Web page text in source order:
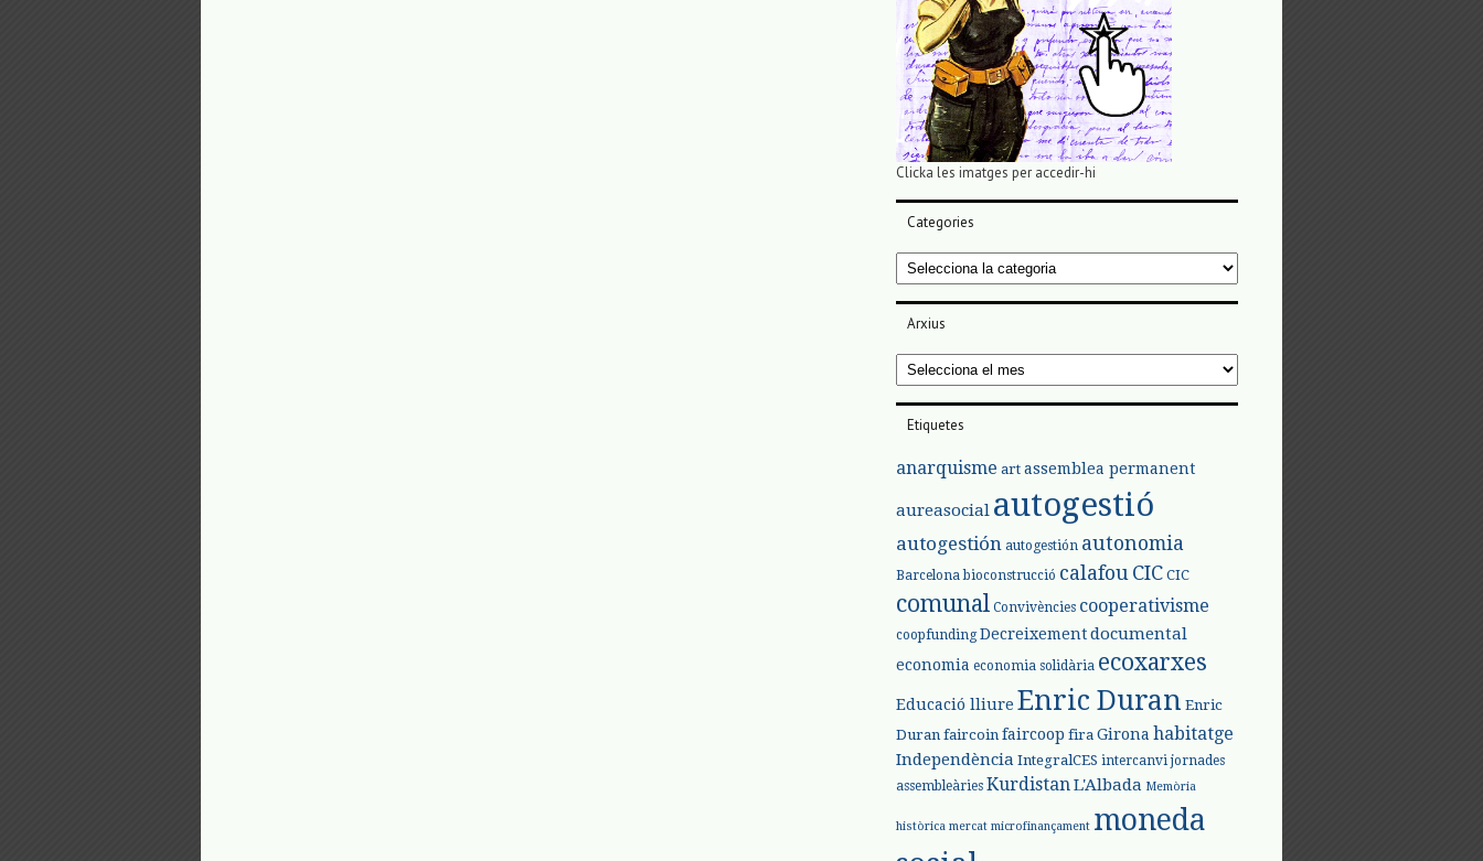
Clicka les imatges per accedir-hi
Categories
Categories
Arxius
Arxius
Etiquetes
anarquisme art assemblea permanent
aureasocial autogestió
autogestión autogestión autonomia
Barcelona bioconstrucció calafou CIC CIC
comunal Convivències cooperativisme
coopfunding Decreixementdocumental
economia economia solidària ecoxarxes
Educació lliure Enric Duran Enric
Duran faircoin faircoop fira Girona habitatge
Independència IntegralCES intercanvi jornades
assembleàries Kurdistan L'Albada Memòria
històrica mercat microfinançament moneda